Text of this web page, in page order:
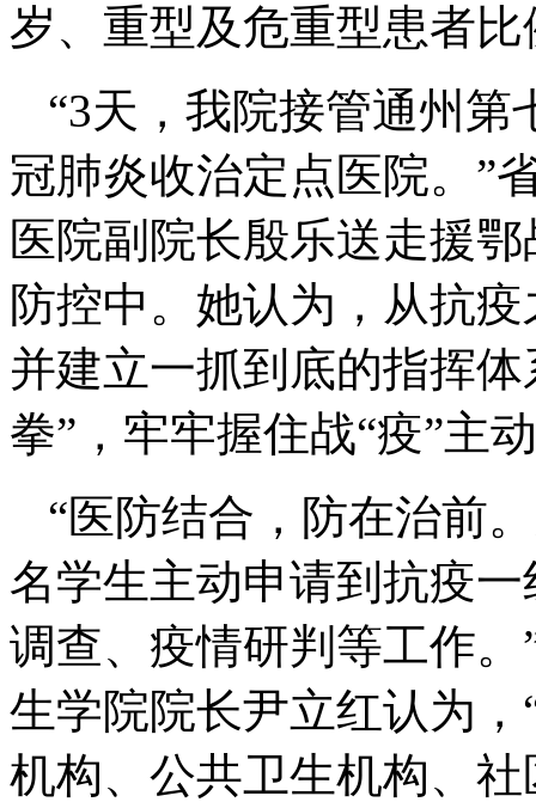
岁、重型及危重型患者
“3天，我院接管通州
冠肺炎收治定点医院。”
医院副院长殷乐送走援
防控中。她认为，从抗
并建立一抓到底的指挥
拳”，牢牢握住战“疫”主
“医防结合，防在治前
名学生主动申请到抗疫
调查、疫情研判等工作
生学院院长尹立红认为
机构、公共卫生机构、